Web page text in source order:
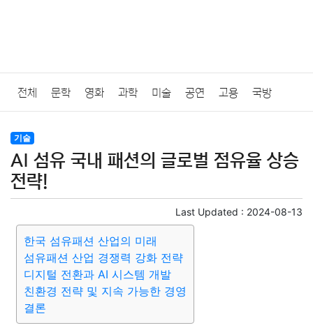
전체 문학 영화 과학 미술 공연 고용 국방
법률
질병 가요 방송 일상 주식 암호화폐 블록체인
미용 증권 인테리어
요리 상품리뷰 원예 금융
대출 자동차 취미 여행 맛집
종교 사회 정치 건강 의료 의학
기술
AI 섬유 국내 패션의 글로벌 점유율 상승
전략!
Last Updated : 2024-08-13
한국 섬유패션 산업의 미래
섬유패션 산업 경쟁력 강화 전략
디지털 전환과 AI 시스템 개발
친환경 전략 및 지속 가능한 경영
결론